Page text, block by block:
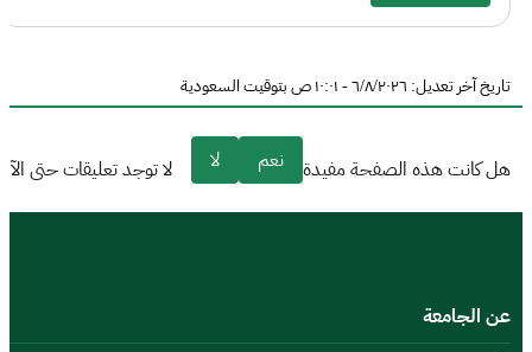
تاريخ آخر تعديل: ٦/٨/٢٠٢٦ - ١٠:٠١ ص بتوقيت السعودية
هل كانت هذه الصفحة مفيدة نعم لا لا توجد تعليقات حتى
عن الجامعة